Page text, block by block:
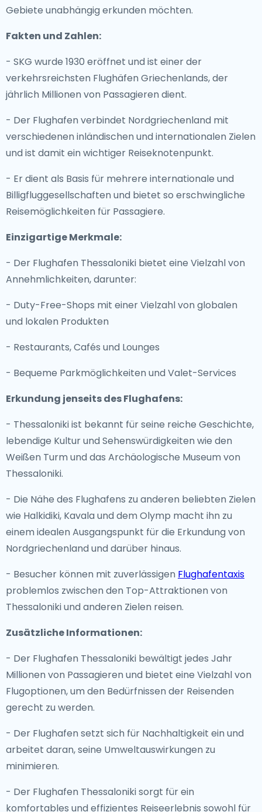
Gebiete unabhängig erkunden möchten.
Fakten und Zahlen:
- SKG wurde 1930 eröffnet und ist einer der
verkehrsreichsten Flughäfen Griechenlands, der
jährlich Millionen von Passagieren dient.
- Der Flughafen verbindet Nordgriechenland mit
verschiedenen inländischen und internationalen Zielen
und ist damit ein wichtiger Reiseknotenpunkt.
- Er dient als Basis für mehrere internationale und
Billigfluggesellschaften und bietet so erschwingliche
Reisemöglichkeiten für Passagiere.
Einzigartige Merkmale:
- Der Flughafen Thessaloniki bietet eine Vielzahl von
Annehmlichkeiten, darunter:
- Duty-Free-Shops mit einer Vielzahl von globalen
und lokalen Produkten
- Restaurants, Cafés und Lounges
- Bequeme Parkmöglichkeiten und Valet-Services
Erkundung jenseits des Flughafens:
- Thessaloniki ist bekannt für seine reiche Geschichte,
lebendige Kultur und Sehenswürdigkeiten wie den
Weißen Turm und das Archäologische Museum von
Thessaloniki.
- Die Nähe des Flughafens zu anderen beliebten Zielen
wie Halkidiki, Kavala und dem Olymp macht ihn zu
einem idealen Ausgangspunkt für die Erkundung von
Nordgriechenland und darüber hinaus.
- Besucher können mit zuverlässigen Flughafentaxis
problemlos zwischen den Top-Attraktionen von
Thessaloniki und anderen Zielen reisen.
Zusätzliche Informationen:
- Der Flughafen Thessaloniki bewältigt jedes Jahr
Millionen von Passagieren und bietet eine Vielzahl von
Flugoptionen, um den Bedürfnissen der Reisenden
gerecht zu werden.
- Der Flughafen setzt sich für Nachhaltigkeit ein und
arbeitet daran, seine Umweltauswirkungen zu
minimieren.
- Der Flughafen Thessaloniki sorgt für ein
komfortables und effizientes Reiseerlebnis sowohl für